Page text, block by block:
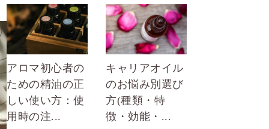
アロマ初心者の
ための精油の正
しい使い方：使
用時の注...
キャリアオイル
のお悩み別選び
方(種類・特
徴・効能・...